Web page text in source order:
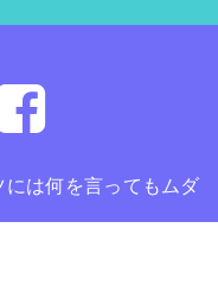
には何を言ってもムダ